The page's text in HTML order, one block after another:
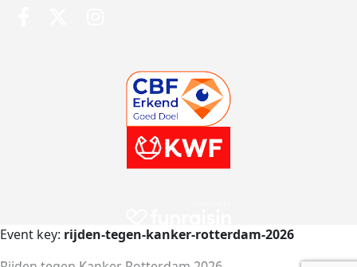
Event key: rijden-tegen-kanker-rotterdam-2026